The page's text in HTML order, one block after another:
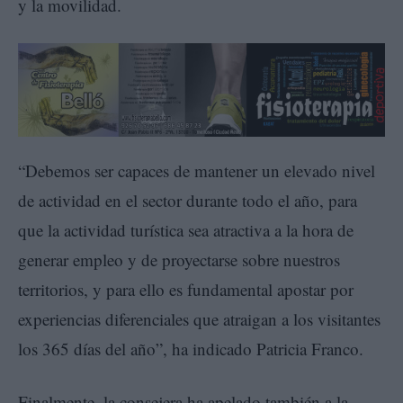
y la movilidad.
“Debemos ser capaces de mantener un elevado nivel
de actividad en el sector durante todo el año, para
que la actividad turística sea atractiva a la hora de
generar empleo y de proyectarse sobre nuestros
territorios, y para ello es fundamental apostar por
experiencias diferenciales que atraigan a los visitantes
los 365 días del año”, ha indicado Patricia Franco.